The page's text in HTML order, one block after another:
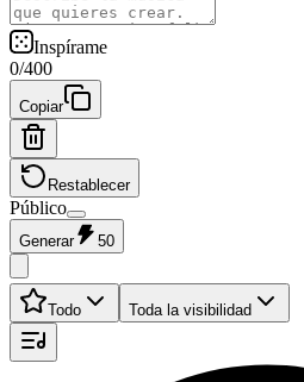
Inspírame
0/400
Copiar
Restablecer
Público
Generar 50
Todo Toda la visibilidad